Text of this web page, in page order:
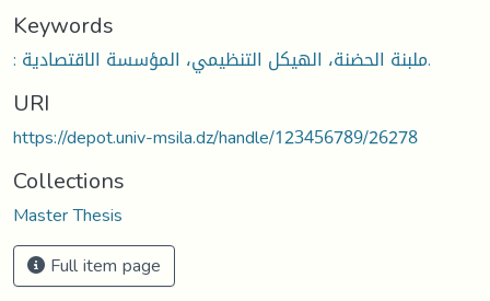
Keywords
: ملبنة الحضنة، الهيكل التنظيمي، المؤسسة الاقتصادية.
URI
https://depot.univ-msila.dz/handle/123456789/26278
Collections
Master Thesis
Full item page